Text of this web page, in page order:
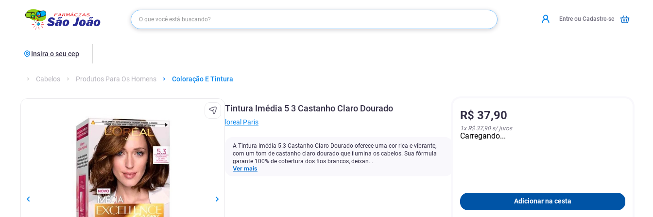
Entre ou Cadastre-se
Insira o seu cep
Cabelos Produtos Para Os Homens Coloração E Tintura
Tintura Imédia 5 3 Castanho Claro Dourado
‎loreal Paris
A Tintura Imédia 5.3 Castanho Claro Dourado oferece uma cor rica e vibrante,
com um tom de castanho claro dourado que ilumina os cabelos. Sua fórmula
garante 100% de cobertura dos fios brancos, deixan...
Ver mais
R$ 37,90
1x R$ 37,90s/ juros
Carregando...
Adicionar na cesta